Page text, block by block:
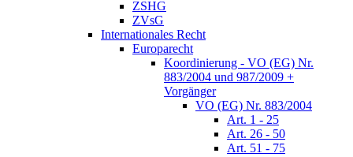
ZSHG
ZVsG
Internationales Recht
Europarecht
Koordinierung - VO (EG) Nr.
883/2004 und 987/2009 +
Vorgänger
VO (EG) Nr. 883/2004
Art. 1 - 25
Art. 26 - 50
Art. 51 - 75